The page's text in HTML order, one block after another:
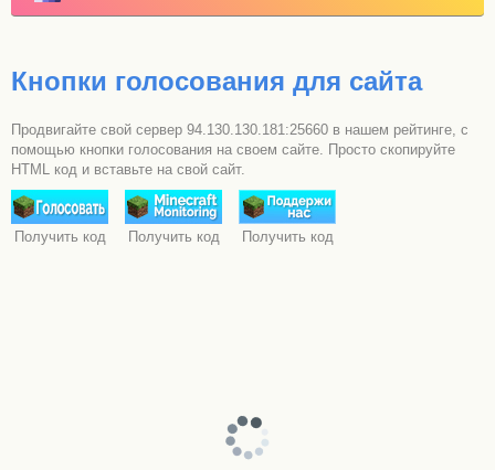
Кнопки голосования для сайта
Продвигайте свой сервер 94.130.130.181:25660 в нашем рейтинге, с
помощью кнопки голосования на своем сайте. Просто скопируйте
HTML код и вставьте на свой сайт.
Получить код Получить код Получить код